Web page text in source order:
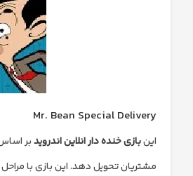
Mr. Bean Special Delivery
اینبازی خنده دار انلاین اندرویدبر
مشتریان تحویل دهد. این بازی با